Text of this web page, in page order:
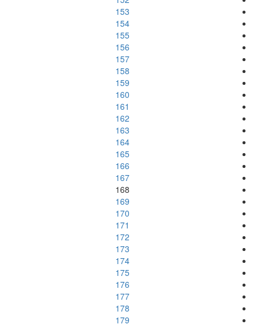
153
154
155
156
157
158
159
160
161
162
163
164
165
166
167
168
169
170
171
172
173
174
175
176
177
178
179